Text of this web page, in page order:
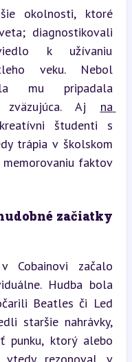
okolnosti, ktoré
diagnostikovali
k užívaniu
veku. Nebol
mu pripadala
zväzujúca. Aj na
študenti s
trápia v školskom
faktov
začiatky
Cobainovi začalo
Hudba bola
Beatles či Led
staršie nahrávky,
punku, ktorý alebo